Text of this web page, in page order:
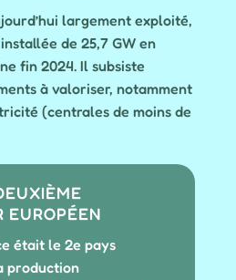
largement exploité,
de 25,7 GW en
fin 2024. Il subsiste
à valoriser, notamment
(centrales de moins de
EUROPÉEN
était le 2e pays
production